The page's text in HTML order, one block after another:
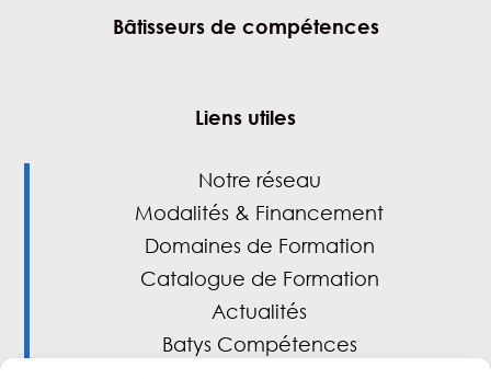
Bâtisseurs de compétences
Liens utiles
Notre réseau
Modalités & Financement
Domaines de Formation
Catalogue de Formation
Actualités
Batys Compétences